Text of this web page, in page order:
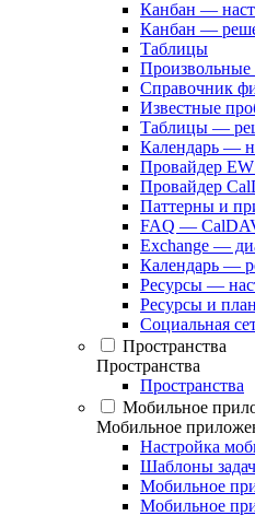
Канбан —
Канбан —
Таблицы
Справочник
Известные
Таблицы —
Календарь —
Провайдер
Провайдер
Паттерны и
FAQ —
Exchange —
Календарь —
Ресурсы —
Ресурсы и
Социальная
Пространства
Пространства
Пространства
Мобильное
Мобильное
Настройка
Шаблоны
Мобильное
Мобильное